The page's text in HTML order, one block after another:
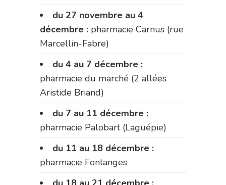
du 27 novembre au 4
décembre : pharmacie Carnus (rue
Marcellin-Fabre)
du 4 au 7 décembre :
pharmacie du marché (2 allées
Aristide Briand)
du 7 au 11 décembre :
pharmacie Palobart (Laguépie)
du 11 au 18 décembre :
pharmacie Fontanges